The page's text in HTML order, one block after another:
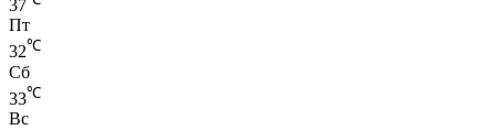
37
Пт
32℃
Сб
33℃
Вс